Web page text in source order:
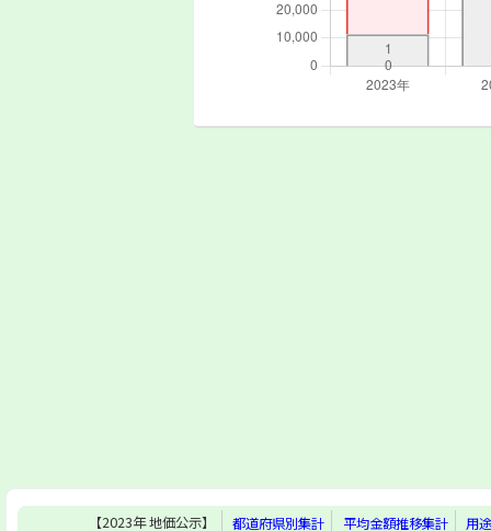
【2023年 地価公示】 都道府県別集計 平均金額推移集計 用